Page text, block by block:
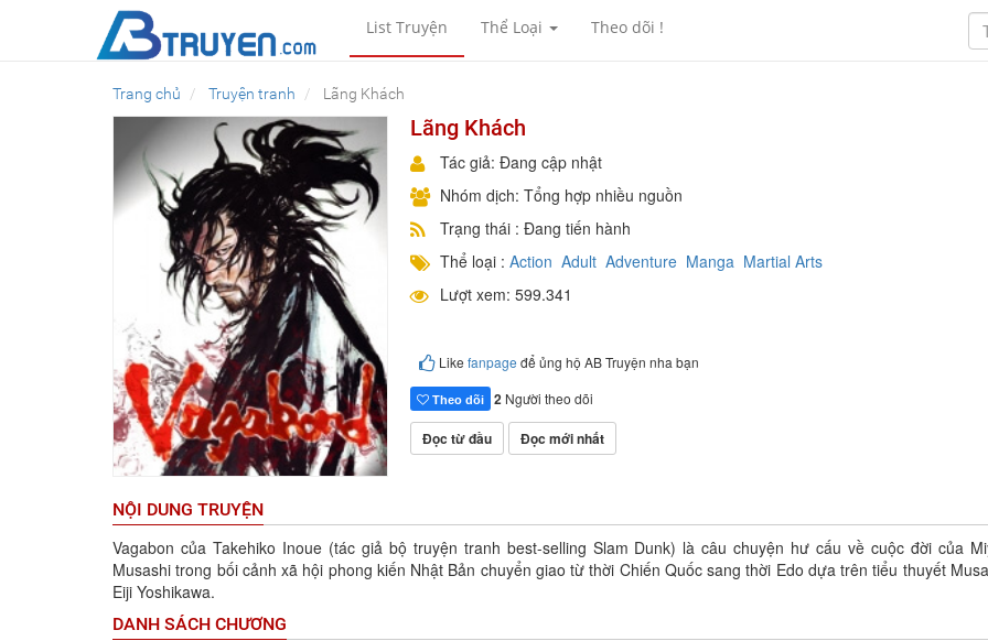
List Truyện Thể Loại Theo dõi !
Trang chủ Truyện tranh Lãng Khách
Lãng Khách
Tác giả: Đang cập nhật
Nhóm dịch: Tổng hợp nhiều nguồn
Trạng thái : Đang tiến hành
Thể loại : Action Adult Adventure Manga Martial Arts
Lượt xem: 599.341
Like fanpage để ủng hộ AB Truyện nha bạn
Theo dõi 2 Người theo dõi
Đọc từ đầu Đọc mới nhất
NỘI DUNG TRUYỆN
Vagabon của Takehiko Inoue (tác giả bộ truyện tranh best-selling Slam Dunk) là câu chuyện hư cấu về cuộc đời của
Musashi trong bối cảnh xã hội phong kiến Nhật Bản chuyển giao từ thời Chiến Quốc sang thời Edo dựa trên tiểu thuyết
Eiji Yoshikawa.
DANH SÁCH CHƯƠNG